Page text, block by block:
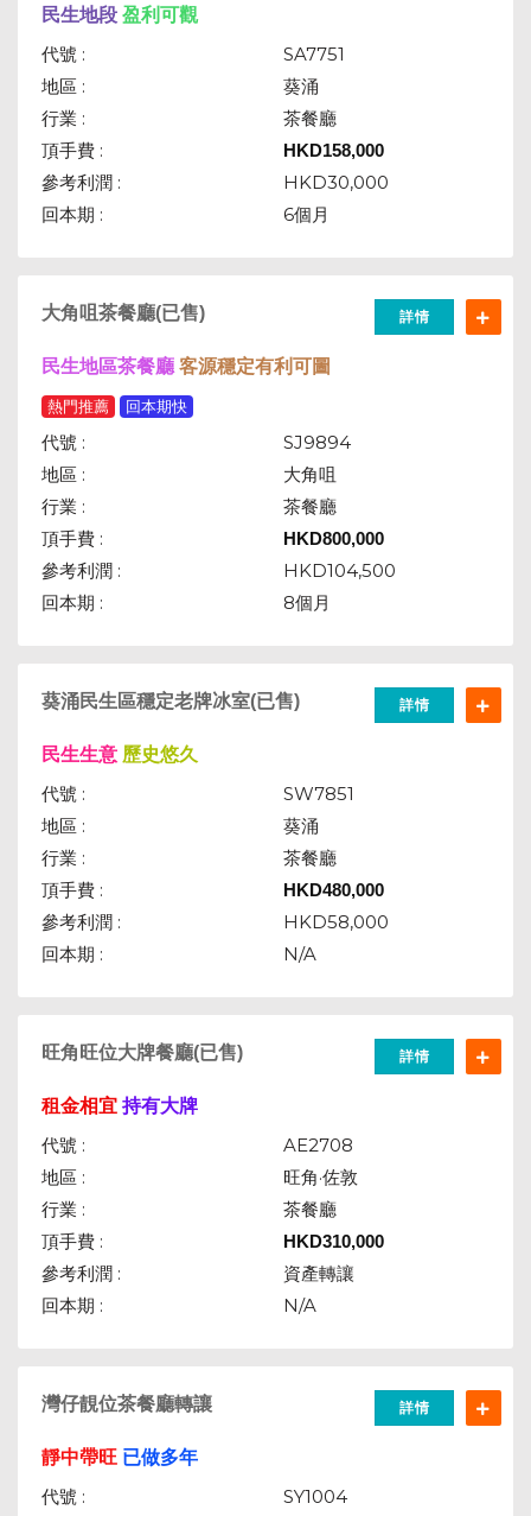
民生地段 盈利可觀
代號 :
SA7751
地區 :
葵涌
行業 :
茶餐廳
頂手費 :
HKD158,000
參考利潤 :
HKD30,000
回本期 :
6個月
大角咀茶餐廳(已售) 詳情
民生地區茶餐廳 客源穩定有利可圖
熱門推薦 回本期快
代號 :
SJ9894
地區 :
大角咀
行業 :
茶餐廳
頂手費 :
HKD800,000
參考利潤 :
HKD104,500
回本期 :
8個月
葵涌民生區穩定老牌冰室(已售) 詳情
民生生意 歷史悠久
代號 :
SW7851
地區 :
葵涌
行業 :
茶餐廳
頂手費 :
HKD480,000
參考利潤 :
HKD58,000
回本期 :
N/A
旺角旺位大牌餐廳(已售) 詳情
租金相宜 持有大牌
代號 :
AE2708
地區 :
旺角·佐敦
行業 :
茶餐廳
頂手費 :
HKD310,000
參考利潤 :
資產轉讓
回本期 :
N/A
灣仔靚位茶餐廳轉讓 詳情
靜中帶旺 已做多年
代號 : SY1004